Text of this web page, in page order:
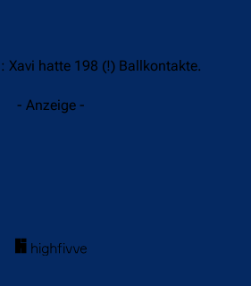
Xavi hatte 198 (!) Ballkontakte.
- Anzeige -